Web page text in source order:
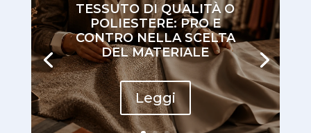
TESSUTO DI QUALITÀ O
POLIESTERE: PRO E
CONTRO NELLA SCELTA
DEL MATERIALE
Leggi